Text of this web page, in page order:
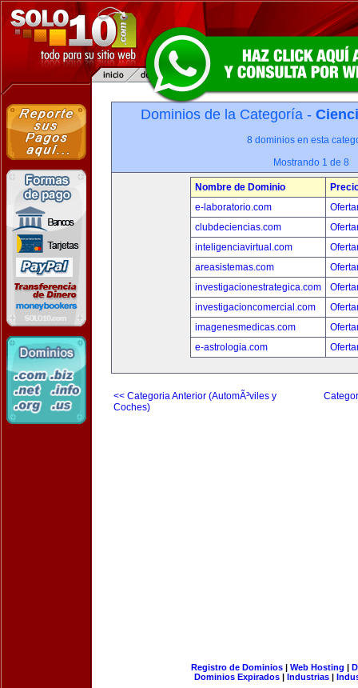
Dominios de la Categoría -
8 dominios en esta
Mostrando 1 de 8
Nombre de Dominio
e-laboratorio.com
clubdeciencias.com
inteligenciavirtual.com
areasistemas.com
investigacionestrategica.com
investigacioncomercial.com
imagenesmedicas.com
e-astrologia.com
<< Categoria Anterior (AutomÃ³viles y
Coches)
Registro de Dominios| Web Hosting |
Dominios Expirados | Industrias |